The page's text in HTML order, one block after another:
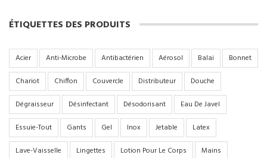
ÉTIQUETTES DES PRODUITS
Acier Anti-Microbe Antibactérien Aérosol Balai
Bonnet
Chariot
Chiffon Couvercle Distributeur
Douche
Dégraisseur
Désinfectant Désodorisant
Eau De Javel
Essuie-Tout
Gants Gel Inox Jetable
Latex
Lave-Vaisselle
Lingettes Lotion Pour Le Corps
Mains